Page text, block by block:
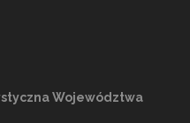
Województwa